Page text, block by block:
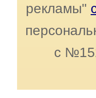
рекламы"
с